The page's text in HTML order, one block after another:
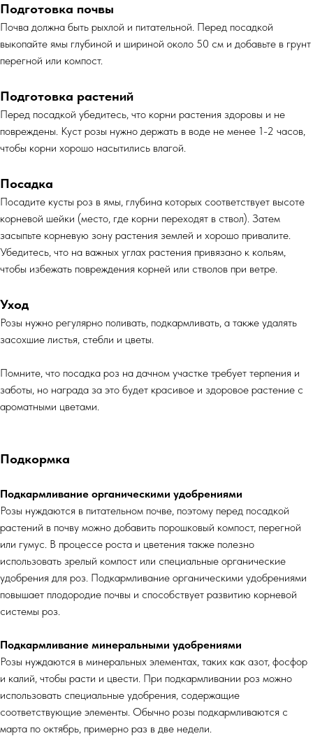
Подготовка почвы
Почва должна быть рыхлой и питательной. Перед посадкой
выкопайте ямы глубиной и шириной около 50 см и добавьте в грунт
перегной или компост.
Подготовка растений
Перед посадкой убедитесь, что корни растения здоровы и не
повреждены. Куст розы нужно держать в воде не менее 1-2 часов,
чтобы корни хорошо насытились влагой.
Посадка
Посадите кусты роз в ямы, глубина которых соответствует высоте
корневой шейки (место, где корни переходят в ствол). Затем
засыпьте корневую зону растения землей и хорошо привалите.
Убедитесь, что на важных углах растения привязано к кольям,
чтобы избежать повреждения корней или стволов при ветре.
Уход
Розы нужно регулярно поливать, подкармливать, а также удалять
засохшие листья, стебли и цветы.
Помните, что посадка роз на дачном участке требует терпения и
заботы, но награда за это будет красивое и здоровое растение с
ароматными цветами.
Подкормка
Подкармливание органическими удобрениями
Розы нуждаются в питательном почве, поэтому перед посадкой
растений в почву можно добавить порошковый компост, перегной
или гумус. В процессе роста и цветения также полезно
использовать зрелый компост или специальные органические
удобрения для роз. Подкармливание органическими удобрениями
повышает плодородие почвы и способствует развитию корневой
системы роз.
Подкармливание минеральными удобрениями
Розы нуждаются в минеральных элементах, таких как азот, фосфор
и калий, чтобы расти и цвести. При подкармливании роз можно
использовать специальные удобрения, содержащие
соответствующие элементы. Обычно розы подкармливаются с
марта по октябрь, примерно раз в две недели.